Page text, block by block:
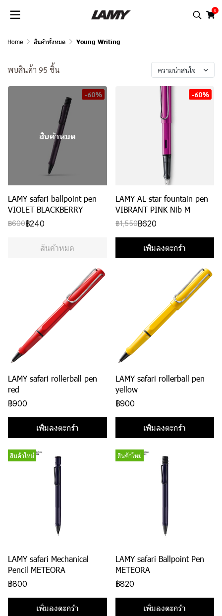
0
Home สินค้าทั้งหมด Young Writing
พบสินค้า 95 ชิ้น ความน่าสนใจ
-60%
สินค้าหมด
LAMY safari ballpoint pen
VIOLET BLACKBERRY
฿600฿240
สินค้าหมด
-60%
LAMY AL-star fountain pen
VIBRANT PINK Nib M
฿1,550฿620
เพิ่มลงตะกร้า
LAMY safari rollerball pen
red
฿900
เพิ่มลงตะกร้า
LAMY safari rollerball pen
yellow
฿900
เพิ่มลงตะกร้า
สินค้าใหม่
LAMY safari Mechanical
Pencil METEORA
฿800
เพิ่มลงตะกร้า
สินค้าใหม่
LAMY safari Ballpoint Pen
METEORA
฿820
เพิ่มลงตะกร้า